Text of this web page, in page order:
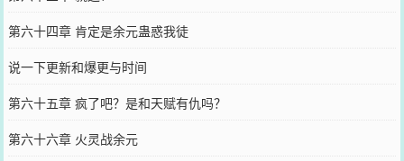
第六十四章 肯定是余元蛊惑我徒
说一下更新和爆更与时间
第六十五章 疯了吧？是和天赋有仇吗？
第六十六章 火灵战余元